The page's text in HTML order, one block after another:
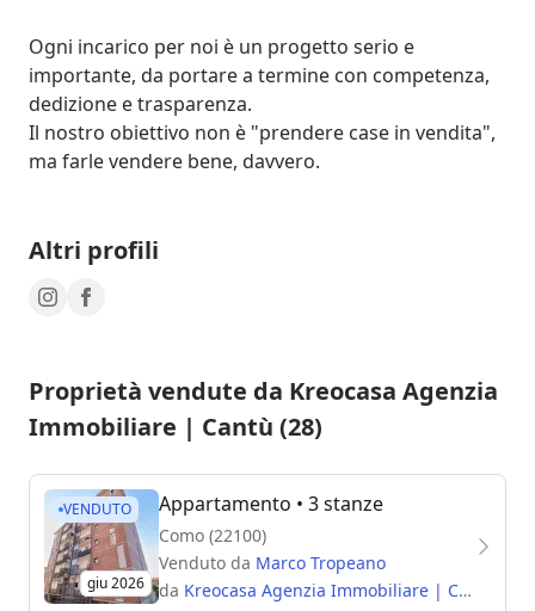
Ogni incarico per noi è un progetto serio e
importante, da portare a termine con competenza,
dedizione e trasparenza.
Il nostro obiettivo non è "prendere case in vendita",
ma farle vendere bene, davvero.
Altri profili
Proprietà vendute da Kreocasa Agenzia
Immobiliare | Cantù (28)
VENDUTO
giu 2026
Appartamento • 3 stanze
Como (22100)
Venduto da Marco Tropeano
da Kreocasa Agenzia Immobiliare | Cantù